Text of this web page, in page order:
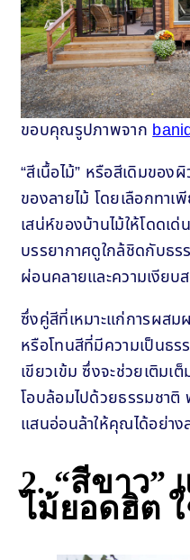
ขอบคุณรูปภาพจาก
“สีเนื้อไม้” หรือสีเดิมของ
ของลายไม้ โดยเลือกทาเ
เสน่ห์ของบ้านไม้ให้โดดเด่
บรรยากาศดูใกล้ชิดกับธ
ผ่อนคลายและความเงียบ
ซึ่งคู่สีที่เหมาะแก่การผสม
หรือโทนสีที่มีความเป็นธ
เขียวเข้ม ซึ่งจะช่วยเติม
โอบล้อมไปด้วยธรรมชา
แสนอ่อนล้าให้คุณได้อย่า
2. “สีขาว”
ไม้ยอดฮิต